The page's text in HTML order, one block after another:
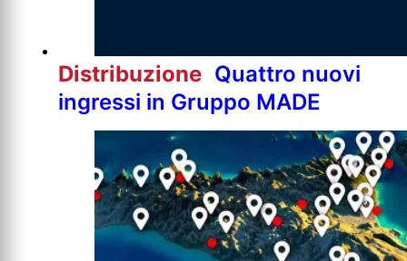
Distribuzione Quattro nuovi
ingressi in Gruppo MADE